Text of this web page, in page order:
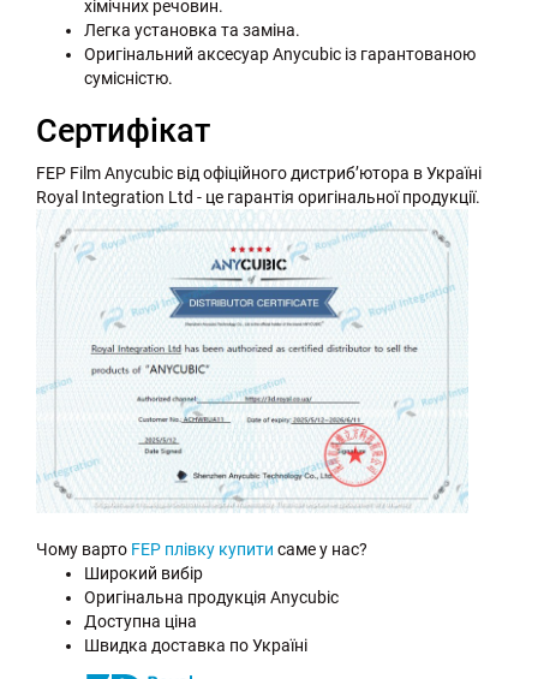
хімічних речовин.
Легка установка та заміна.
Оригінальний аксесуар Anycubic із гарантованою
сумісністю.
Сертифікат
FEP Film Anycubic від офіційного дистриб’ютора в Україні
Royal Integration Ltd - це гарантія оригінальної продукції.
Чому варто FEP плівку купити саме у нас?
Широкий вибір
Оригінальна продукція Anycubic
Доступна ціна
Швидка доставка по Україні